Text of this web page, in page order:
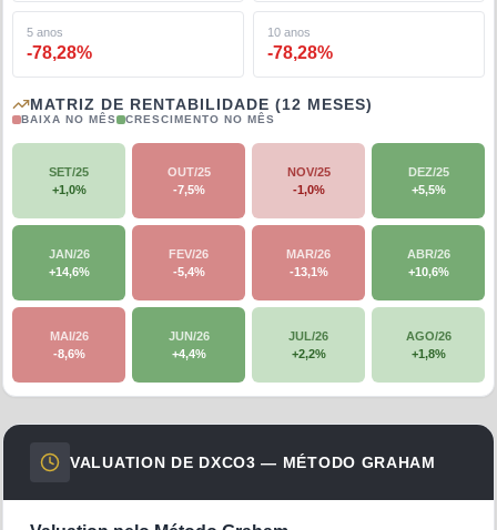
5 anos
-78,28%
10 anos
-78,28%
MATRIZ DE RENTABILIDADE (12 MESES)
BAIXA NO MÊS CRESCIMENTO NO MÊS
SET/25
+1,0%
OUT/25
-7,5%
NOV/25
-1,0%
DEZ/25
+5,5%
JAN/26
+14,6%
FEV/26
-5,4%
MAR/26
-13,1%
ABR/26
+10,6%
MAI/26
-8,6%
JUN/26
+4,4%
JUL/26
+2,2%
AGO/26
+1,8%
VALUATION DE DXCO3 — MÉTODO GRAHAM